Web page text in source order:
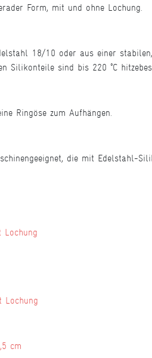
Form, mit und ohne Lochung.
18/10 oder aus einer
Silikonteile sind bis 220 °C
Ringöse zum Aufhängen.
die mit Edelstahl-
Lochung
cm